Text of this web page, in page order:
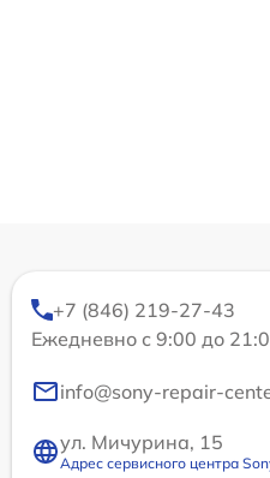
+7 (846) 219-27-43
Ежедневно с 9:00 до
info@sony-repair-
ул. Мичурина, 15
Адрес сервисного центра